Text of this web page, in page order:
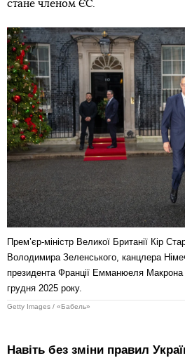
стане членом ЄС.
Прем’єр-міністр Великої Британії Кір
Володимира Зеленського, канцлера
президента Франції Емманюеля Макрона
грудня 2025 року.
Getty Images / «Бабель»
Навіть без зміни правил